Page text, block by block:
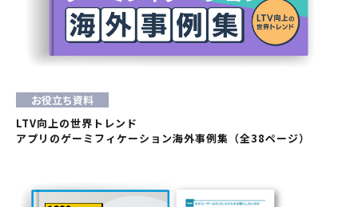
お役立ち資料
LTV向上の世界トレンド
アプリのゲーミフィケーション海外事例集（全38ページ）